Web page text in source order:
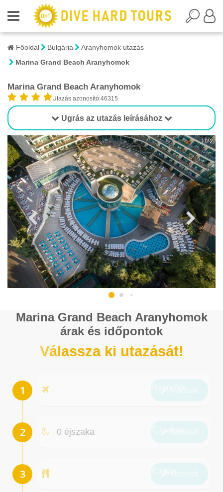
Főoldal Bulgária
Aranyhomok utazás
Marina Grand Beach Aranyhomok
Marina Grand Beach Aranyhomok
Utazás azonosító:46315
Ugrás az utazás leírásához
1/22
Marina Grand Beach Aranyhomok
árak és időpontok
Válassza ki utazását!
0 éjszaka